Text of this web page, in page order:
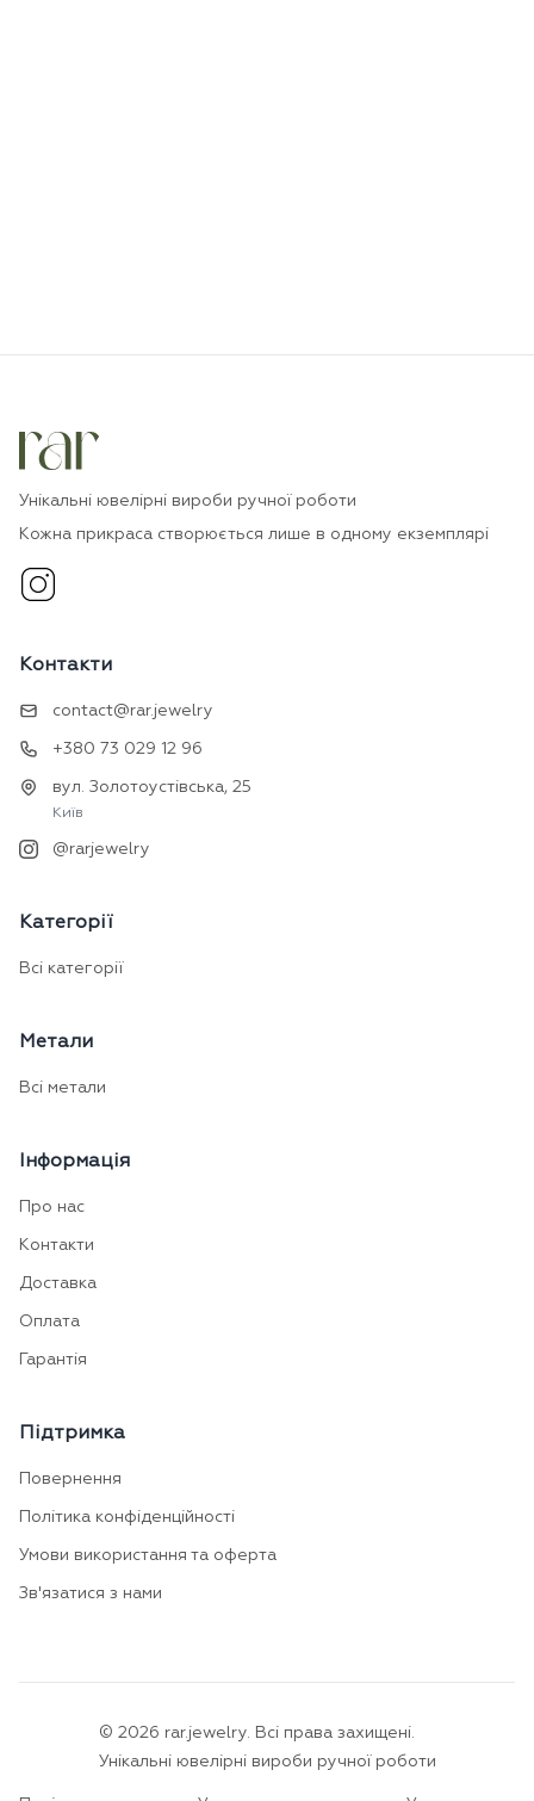
Унікальні ювелірні вироби ручної роботи
Кожна прикраса створюється лише в одному екземплярі
Контакти
contact@rar.jewelry
+380 73 029 12 96
вул. Золотоустівська, 25
Київ
@rarjewelry
Категорії
Всі категорії
Метали
Всі метали
Інформація
Про нас
Контакти
Доставка
Оплата
Гарантія
Підтримка
Повернення
Політика конфіденційності
Умови використання та оферта
Зв'язатися з нами
© 2026 rar.jewelry.
Всі права захищені.
Унікальні ювелірні вироби ручної роботи